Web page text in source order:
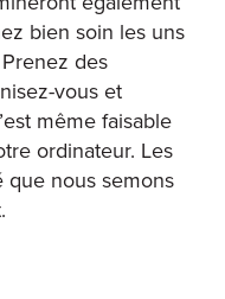
bien soin les uns
des
vous et
même faisable
ordinateur. Les
que nous semons